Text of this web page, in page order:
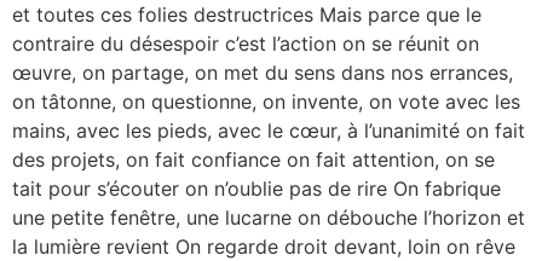
et toutes ces folies destructrices Mais parce que le
contraire du désespoir c’est l’action on se réunit on
œuvre, on partage, on met du sens dans nos errances,
on tâtonne, on questionne, on invente, on vote avec les
mains, avec les pieds, avec le cœur, à l’unanimité on fait
des projets, on fait confiance on fait attention, on se
tait pour s’écouter on n’oublie pas de rire On fabrique
une petite fenêtre, une lucarne on débouche l’horizon et
la lumière revient On regarde droit devant, loin on rêve